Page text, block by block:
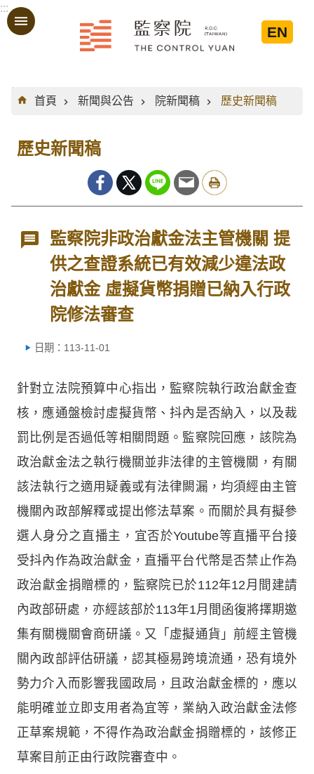
跳到主要內容區塊
:::
EN
:::
首頁
新聞與公告 院新聞稿 歷史新聞稿
歷史新聞稿
監察院非政治獻金法主管機關 提
供之查證系統已有效減少違法政
治獻金 虛擬貨幣捐贈已納入行政
院修法審查
日期：113-11-01
針對立法院預算中心指出，監察院執行政治獻金查
核，應通盤檢討虛擬貨幣、抖內是否納入，以及裁
罰比例是否過低等相關問題。監察院回應，該院為
政治獻金法之執行機關並非法律的主管機關，有關
該法執行之適用疑義或有法律闕漏，均須經由主管
機關內政部解釋或提出修法草案。而關於具有擬參
選人身分之直播主，宜否於Youtube等直播平台接
受抖內作為政治獻金，直播平台代幣是否禁止作為
政治獻金捐贈標的，監察院已於112年12月間建請
內政部研處，亦經該部於113年1月間函復將擇期邀
集有關機關會商研議。又「虛擬通貨」前經主管機
關內政部評估研議，認其極易跨境流通，恐有境外
勢力介入而影響我國政局，且政治獻金標的，應以
能明確並立即支用者為宜等，業納入政治獻金法修
正草案規範，不得作為政治獻金捐贈標的，該修正
草案目前正由行政院審查中。